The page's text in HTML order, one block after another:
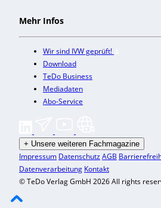
Mehr Infos
Wir sind IVW geprüft!
Download
TeDo Business
Mediadaten
Abo-Service
+ Unsere weiteren Fachmagazine
Impressum DatenschutzAGB
Datenverarbeitung Kontakt
© TeDo Verlag GmbH 2026 All rights